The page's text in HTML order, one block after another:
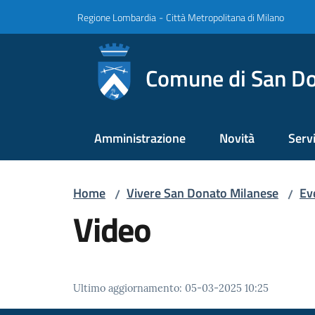
Regione Lombardia -Città Metropolitana di Milano
Comune di San
Amministrazione Novità
Home / Vivere San Donato Milanese /
Video
Ultimo aggiornamento: 05-03-2025 10:25